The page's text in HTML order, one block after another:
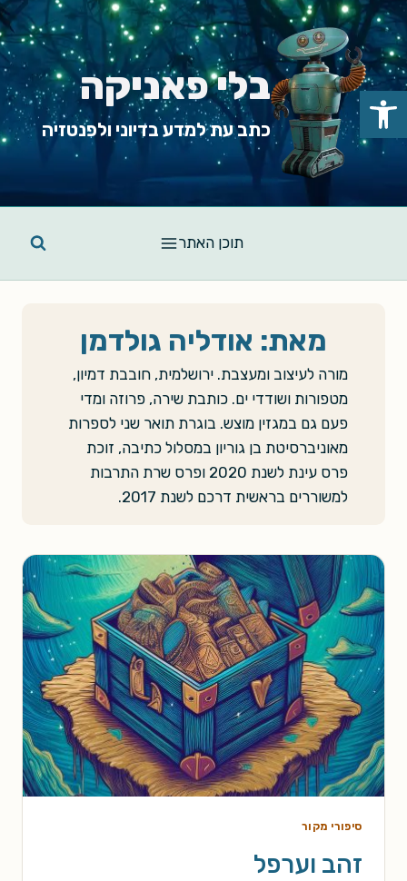
Skip
to
content
בלי פאניקה
כתב עת למדע בדיוני ולפנטזיה
תוכן האתר
מאת: אודליה גולדמן
מורה לעיצוב ומעצבת. ירושלמית, חובבת דמיון,
מטפורות ושודדי ים. כותבת שירה, פרוזה ומדי
פעם גם במגזין מוצש. בוגרת תואר שני לספרות
מאוניברסיטת בן גוריון במסלול כתיבה, זוכת
פרס עינת לשנת 2020 ופרס שרת התרבות
למשוררים בראשית דרכם לשנת 2017.
סיפורי מקור
זהב וערפל
פתח סרגל נגישות